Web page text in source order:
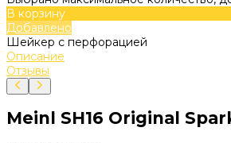
В корзину
Добавлено
Шейкер с перфорацией
Описание
Отзывы
Meinl SH16 Original